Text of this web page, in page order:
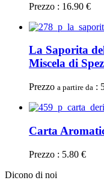
Prezzo : 16.90 €
La Saporita
Miscela di
Prezzo a partire da :
Carta
Prezzo : 5.80 €
Dicono di noi